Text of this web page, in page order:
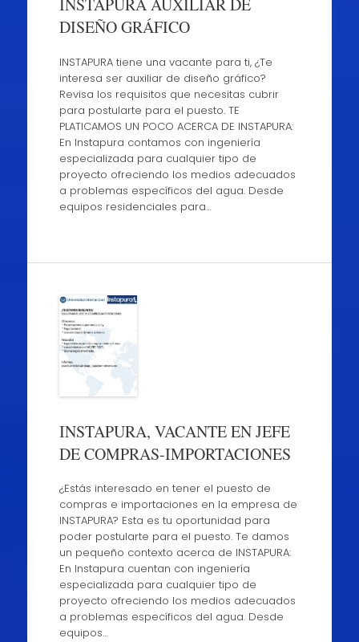
INSTAPURA AUXILIAR DE
DISEÑO GRÁFICO
INSTAPURA tiene una vacante para ti, ¿Te
interesa ser auxiliar de diseño gráfico?
Revisa los requisitos que necesitas cubrir
para postularte para el puesto. TE
PLATICAMOS UN POCO ACERCA DE INSTAPURA:
En Instapura contamos con ingeniería
especializada para cualquier tipo de
proyecto ofreciendo los medios adecuados
a problemas específicos del agua. Desde
equipos residenciales para…
INSTAPURA, VACANTE EN JEFE
DE COMPRAS-IMPORTACIONES
¿Estás interesado en tener el puesto de
compras e importaciones en la empresa de
INSTAPURA? Esta es tu oportunidad para
poder postularte para el puesto. Te damos
un pequeño contexto acerca de INSTAPURA:
En Instapura cuentan con ingeniería
especializada para cualquier tipo de
proyecto ofreciendo los medios adecuados
a problemas específicos del agua. Desde
equipos…